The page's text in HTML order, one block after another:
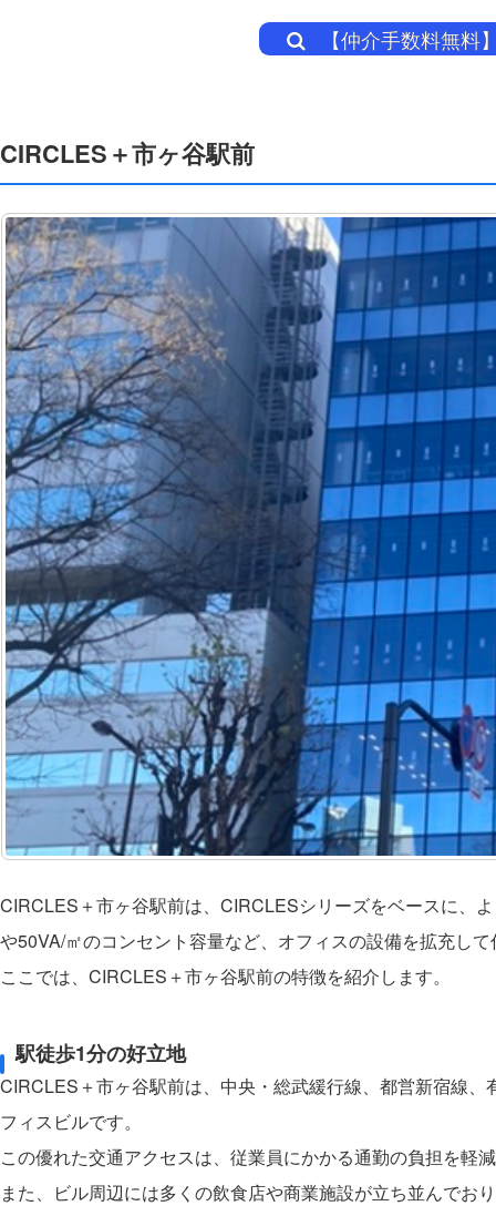
【仲介手数料無料
CIRCLES＋市ヶ谷駅前
CIRCLES＋市ヶ谷駅前は、CIRCLESシリーズをベースに、
や50VA/㎡のコンセント容量など、オフィスの設備を拡充し
ここでは、CIRCLES＋市ヶ谷駅前の特徴を紹介します。
駅徒歩1分の好立地
CIRCLES＋市ヶ谷駅前は、中央・総武緩行線、都営新宿線
フィスビルです。
この優れた交通アクセスは、従業員にかかる通勤の負担を軽
また、ビル周辺には多くの飲食店や商業施設が立ち並んでお